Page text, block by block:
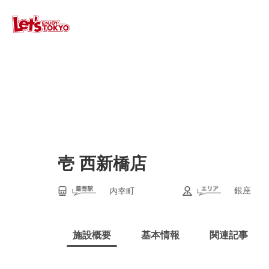
壱 西新橋店
内幸町 銀座
施設概要 基本情報 関連記事